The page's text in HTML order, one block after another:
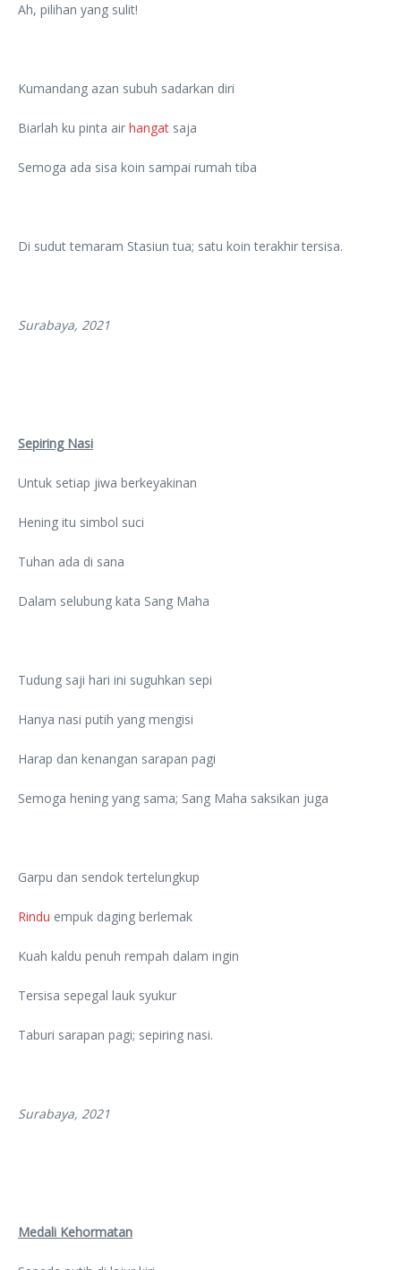
Ah, pilihan yang sulit!
Kumandang azan subuh sadarkan diri
Biarlah ku pinta air hangat saja
Semoga ada sisa koin sampai rumah tiba
Di sudut temaram Stasiun tua; satu koin terakhir tersisa.
Surabaya, 2021
Sepiring Nasi
Untuk setiap jiwa berkeyakinan
Hening itu simbol suci
Tuhan ada di sana
Dalam selubung kata Sang Maha
Tudung saji hari ini suguhkan sepi
Hanya nasi putih yang mengisi
Harap dan kenangan sarapan pagi
Semoga hening yang sama; Sang Maha saksikan juga
Garpu dan sendok tertelungkup
Rindu empuk daging berlemak
Kuah kaldu penuh rempah dalam ingin
Tersisa sepegal lauk syukur
Taburi sarapan pagi; sepiring nasi.
Surabaya, 2021
Medali Kehormatan